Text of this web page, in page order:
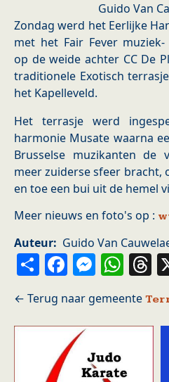
Guido Van
Zondag werd het Eerlijke
met het Fair Fever
op de weide achter CC De
traditionele Exotisch
het Kapelleveld.
Het terrasje werd
harmonie Musate waarna
Brusselse muzikanten de
meer zuiderse sfeer bracht,
en toe een bui uit de hemel
Meer nieuws en foto's op :
Auteur Guido Van
Share